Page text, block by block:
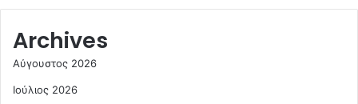
Archives
Αύγουστος 2026
Ιούλιος 2026